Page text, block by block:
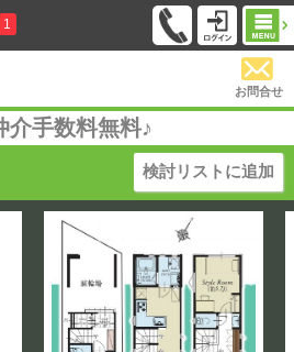
1
お問合せ
手数料無料♪
検討リストに追加